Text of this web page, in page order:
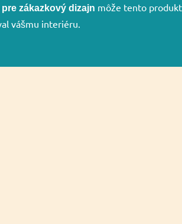
pre zákazkový dizajn môže tento
vášmu interiéru.